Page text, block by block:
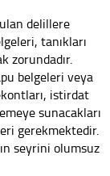
delillere
tanıkları
zorundadır.
belgeleri veya
istirdat
sunacakları
gerekmektedir.
seyrini olumsuz